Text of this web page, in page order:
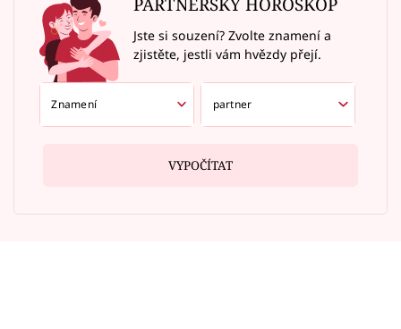
Jste si souzení? Zvolte znamení a
zjistěte, jestli vám hvězdy přejí.
VYPOČÍTAT